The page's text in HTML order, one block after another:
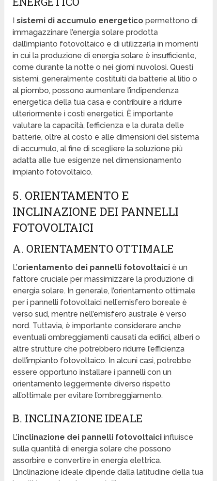
Isistemi di accumulo energetico permettono di
immagazzinare l’energia solare prodotta
dall’impianto fotovoltaico e di utilizzarla in momenti
in cui la produzione di energia solare è insufficiente,
come durante la notte o nei giorni nuvolosi. Questi
sistemi, generalmente costituiti da batterie al litio o
al piombo, possono aumentare l’indipendenza
energetica della tua casa e contribuire a ridurre
ulteriormente i costi energetici. È importante
valutare la capacità, l’efficienza e la durata delle
batterie, oltre al costo e alle dimensioni del sistema
di accumulo, al fine di scegliere la soluzione più
adatta alle tue esigenze nel dimensionamento
impianto fotovoltaico.
5. ORIENTAMENTO E
INCLINAZIONE DEI PANNELLI
FOTOVOLTAICI
A. ORIENTAMENTO OTTIMALE
L’orientamento dei pannelli fotovoltaici è un
fattore cruciale per massimizzare la produzione di
energia solare. In generale, l’orientamento ottimale
per i pannelli fotovoltaici nell’emisfero boreale è
verso sud, mentre nell’emisfero australe è verso
nord. Tuttavia, è importante considerare anche
eventuali ombreggiamenti causati da edifici, alberi o
altre strutture che potrebbero ridurre l’efficienza
dell’impianto fotovoltaico. In alcuni casi, potrebbe
essere opportuno installare i pannelli con un
orientamento leggermente diverso rispetto
all’ottimale per evitare l’ombreggiamento.
B. INCLINAZIONE IDEALE
L’inclinazione dei pannelli fotovoltaici influisce
sulla quantità di energia solare che possono
assorbire e convertire in energia elettrica.
L’inclinazione ideale dipende dalla latitudine della tua